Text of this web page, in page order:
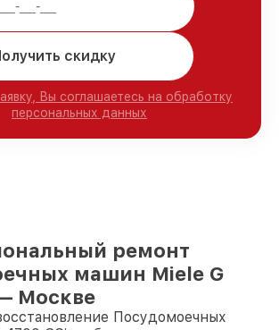
скидку
Вы соглашаетесь на обработку
персональных данных
ремонт
машин Miele G
Москве
Посудомоечных